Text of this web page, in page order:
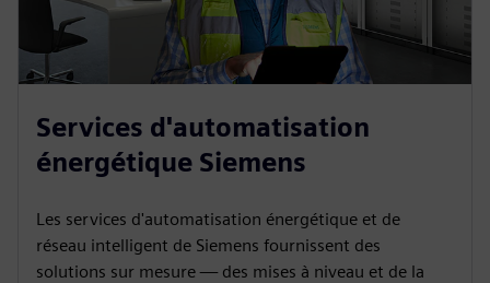
Services d'automatisation
énergétique Siemens
Les services d'automatisation énergétique et de
réseau intelligent de Siemens fournissent des
solutions sur mesure — des mises à niveau et de la